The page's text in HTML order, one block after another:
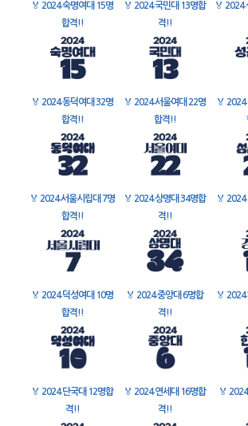
🏅 2024 숙명여대 15명
합격!!
🏅 2024 국민대 13명합
격!!
🏅 2024
🏅 2024 동덕여대 32명
합격!!
🏅 2024 서울여대 22명
합격!!
🏅 2024
🏅 2024 서울시립대 7명
합격!!
🏅 2024 상명대 34명합
격!!
🏅 2024
🏅 2024 덕성여대 10명
합격!!
🏅 2024 중앙대 6명합
격!!
🏅 2024
🏅 2024 단국대 12명합
격!!
🏅 2024 연세대 16명합
격!!
🏅